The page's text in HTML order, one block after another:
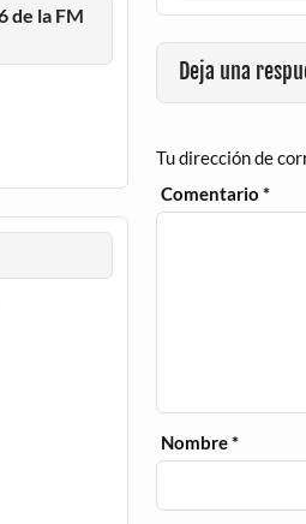
Deja una
Tu dirección de
Comentario*
Nombre*
de la FM